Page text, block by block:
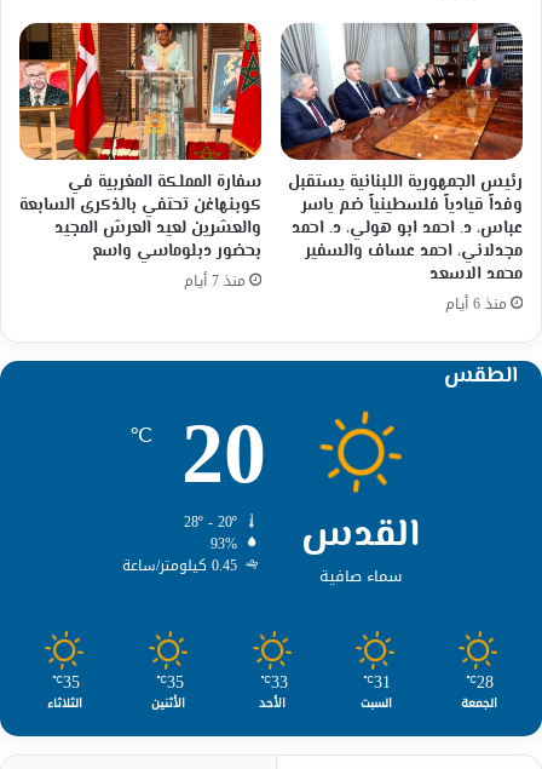
رئيس الجمهورية اللبنانية يستقبل
وفداً قيادياً فلسطينياً ضم ياسر
عباس، د. احمد ابو هولي، د. احمد
مجدلاني، احمد عساف والسفير
محمد الاسعد
منذ 6 أيام
سفارة المملكة المغربية في
كوبنهاغن تحتفي بالذكرى السابعة
والعشرين لعيد العرش المجيد
بحضور دبلوماسي واسع
منذ 7 أيام
الطقس
القدس
سماء صافية
20
℃
93%
0.45 كيلومتر/ساعة
28
℃
الجمعة
31
℃
السبت
33
℃
الأحد
35
℃
الأثنين
35
℃
الثلاثاء